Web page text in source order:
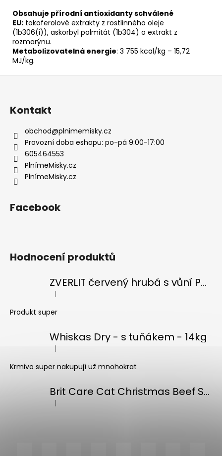
Obsahuje přírodní antioxidanty schválené
EU: tokoferolové extrakty z rostlinného oleje
(1b306(i)), askorbyl palmitát (1b304) a extrakt z
rozmarýnu.
Metabolizovatelná energie: 3 755 kcal/kg – 15,72
MJ/kg.
Z
Kontakt
obchod@plnimemisky.cz
Provozní doba eshopu: po-pá 9:00-17:00
605464553
PlnímeMisky.cz
PlnímeMisky.cz
Facebook
Hodnocení produktů
ZVERLIT červený hrubá s vůní Podestýlka kočka 10kg
Hodnocení produktu je 5 z 5 hvězdiček.
|
Produkt super
Whiskas Dry - s tuňákem - 14kg
Hodnocení produktu je 5 z 5 hvězdiček.
|
Krmivo super nakupují už mnohokrat
Brit Care Cat Christmas Beef Soup 75g
Hodnocení produktu je 5 z 5 hvězdiček.
|